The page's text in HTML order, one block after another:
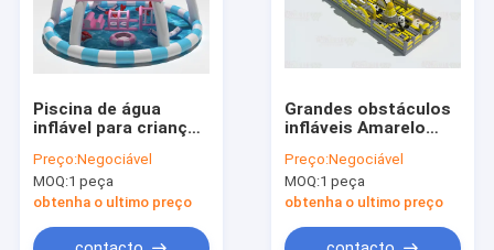
Piscina de água
inflável para crianças
pequenos brinquedos
flutuantes
Preço:Negociável
MOQ:1 peça
obtenha o ultimo preço
Grandes obstáculos
infláveis Amarelo
Parque de diversões
Preço:Negociável
MOQ:1 peça
obtenha o ultimo preço